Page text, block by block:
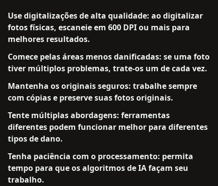
Use digitalizações de alta qualidade: ao digitalizar
fotos físicas, escaneie em 600 DPI ou mais para
melhores resultados.
Comece pelas áreas menos danificadas: se uma foto
tiver múltiplos problemas, trate-os um de cada vez.
Mantenha os originais seguros: trabalhe sempre
com cópias e preserve suas fotos originais.
Tente múltiplas abordagens: ferramentas
diferentes podem funcionar melhor para diferentes
tipos de dano.
Tenha paciência com o processamento: permita
tempo para que os algoritmos de IA façam seu
trabalho.